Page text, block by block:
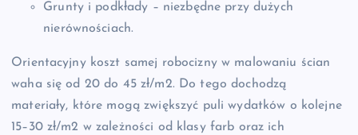
Grunty i podkłady – niezbędne przy dużych
nierównościach.
Orientacyjny koszt samej robocizny w malowaniu ścian
waha się od 20 do 45 zł/m2. Do tego dochodzą
materiały, które mogą zwiększyć puli wydatków o kolejne
15–30 zł/m2 w zależności od klasy farb oraz ich